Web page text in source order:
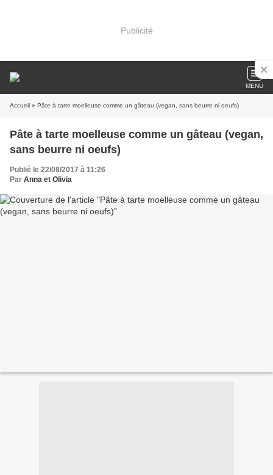
Publicité
MENU
Accueil » Pâte à tarte moelleuse comme un gâteau (vegan, sans beurre ni oeufs)
Pâte à tarte moelleuse comme un gâteau (vegan,
sans beurre ni oeufs)
Publié le 22/08/2017 à 11:26
Par Anna et Olivia